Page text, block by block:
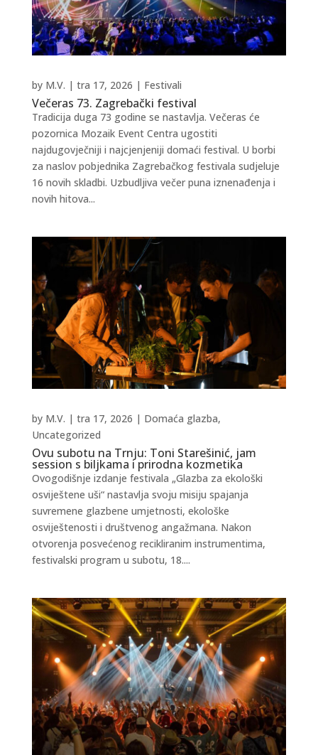
Večeras 73. Zagrebački festival
by M.V. | tra 17, 2026 | Festivali
Tradicija duga 73 godine se nastavlja. Večeras će
pozornica Mozaik Event Centra ugostiti
najdugovječniji i najcjenjeniji domaći festival. U borbi
za naslov pobjednika Zagrebačkog festivala sudjeluje
16 novih skladbi. Uzbudljiva večer puna iznenađenja i
novih hitova...
Ovu subotu na Trnju: Toni Starešinić, jam
session s biljkama i prirodna kozmetika
by M.V. | tra 17, 2026 | Domaća glazba,
Uncategorized
Ovogodišnje izdanje festivala „Glazba za ekološki
osviještene uši“ nastavlja svoju misiju spajanja
suvremene glazbene umjetnosti, ekološke
osviještenosti i društvenog angažmana. Nakon
otvorenja posvećenog recikliranim instrumentima,
festivalski program u subotu, 18....